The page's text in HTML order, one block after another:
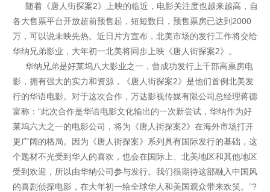
随着《唐人街探案2》上映的临近，电影关注度也越来越高，自
各大售票平台开放超前预售起，短短数日，预售票房已达到2000
万，可以说未映先热。近日片方宣布，北美市场的发行工作将交给
华纳兄弟影业，大年初一北美将同步上映《唐人街探案2》。
华纳兄弟是好莱坞八大影业之一，曾成功发行上千部高票房电
影，拥有强大的实力和资源，《唐人街探案2》是他们首例北美发
行的华语电影。对于这次合作，万达影视传媒有限公司总经理蒋德
富称：“此次合作是华语电影文化输出的一次新尝试，华纳作为好
莱坞六大之一的电影公司，将为《唐人街探案2》在海外市场打开
更广阔的格局。因为《唐人街探案》系列具有国际发行的基础，这
个题材不光受到华人的喜欢，也会在国际上、北美地区和其他地区
受到欢迎，所以由华纳公司参与发行。我们很期待这部融入中国风
的喜剧侦探电影，在大年初一给全球华人和美国观众带来欢笑。”?